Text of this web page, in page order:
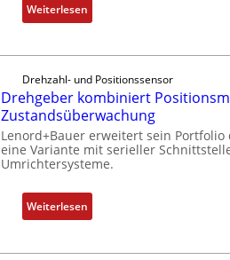
Weiterlesen:
D
h
g
e
b
e
k
o
b
Drehzahl- und Positionssensor
Drehgeber kombiniert
Zustandsüberwachung
Lenord+Bauer erweitert sein
eine Variante mit serieller
Umrichtersysteme.
Weiterlesen:
D